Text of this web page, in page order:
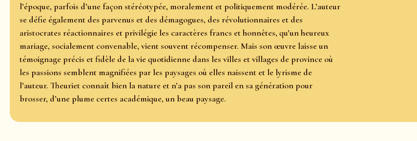
l’époque, parfois d’une façon stéréotypée, moralement et politiquement modérée. L’auteur
se défie également des parvenus et des démagogues, des révolutionnaires et des
aristocrates réactionnaires et privilégie les caractères francs et honnêtes, qu’un heureux
mariage, socialement convenable, vient souvent récompenser. Mais son œuvre laisse un
témoignage précis et fidèle de la vie quotidienne dans les villes et villages de province où
les passions semblent magnifiées par les paysages où elles naissent et le lyrisme de
l’auteur. Theuriet connaît bien la nature et n’a pas son pareil en sa génération pour
brosser, d’une plume certes académique, un beau paysage.